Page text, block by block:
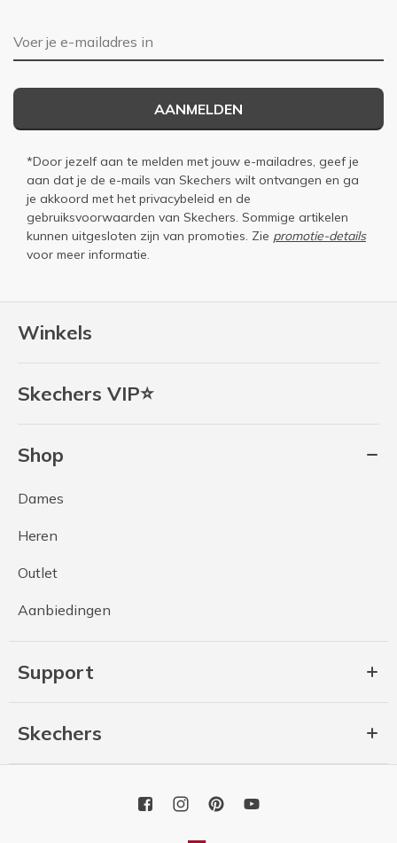
Winkels
Skechers VIP⭐
Shop
Dames
Heren
Outlet
Aanbiedingen
Support
Skechers
E-mailadres
AANMELDEN
*Door jezelf aan te melden met jouw e-mailadres, geef je
aan dat je de e-mails van Skechers wilt ontvangen en ga
je akkoord met het privacybeleid en de
gebruiksvoorwaarden van Skechers. Sommige artikelen
kunnen uitgesloten zijn van promoties. Zie promotie-details
voor meer informatie.